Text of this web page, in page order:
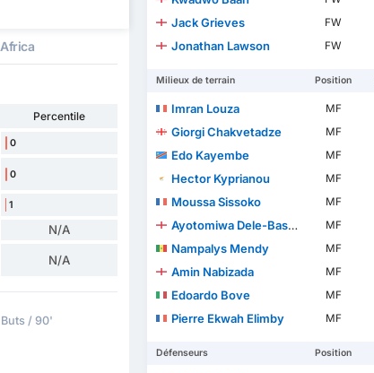
Percentile
0
0
1
N/A
N/A
Buts / 90'
Jack Grieves
FW
Jonathan Lawson
FW
Milieux de terrain Position
Imran Louza MF
Giorgi Chakvetadze
MF
Edo Kayembe
MF
Hector Kyprianou
MF
Moussa Sissoko
MF
Ayotomiwa Dele-Bashiru
MF
Nampalys Mendy
MF
Amin Nabizada
MF
Edoardo Bove
MF
Pierre Ekwah Elimby
MF
Défenseurs Position